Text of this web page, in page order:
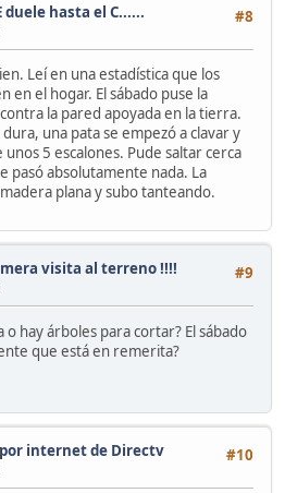
#8
duele hasta el C......
Leí en una estadística que los
en el hogar. El sábado puse la
la pared apoyada en la tierra.
una pata se empezó a clavar y
5 escalones. Pude saltar cerca
pasó absolutamente nada. La
plana y subo tanteando.
#9
visita al terreno !!!!
o hay árboles para cortar? El sábado
que está en remerita?
#10
internet de Directv